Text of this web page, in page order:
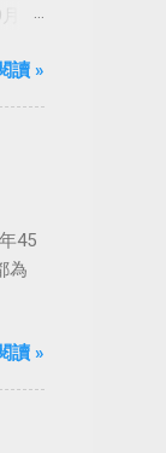
24
讀 »
45
為
讀 »